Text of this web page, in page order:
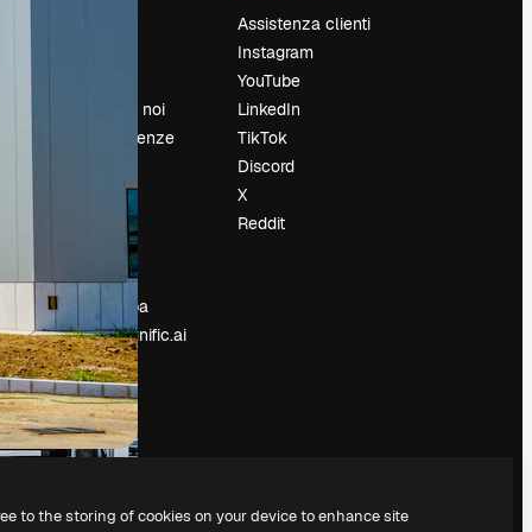
Lavora con noi
Cerca tendenze
Vendi i tuoi
contenuti
Sala stampa
Cerchi magnific.ai
Assistenza clienti
Instagram
YouTube
LinkedIn
TikTok
Discord
X
Reddit
to the storing of cookies on your device to enhance site